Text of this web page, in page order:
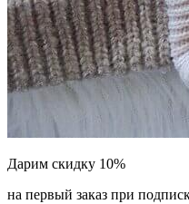
Дарим скидку 10%
на первый заказ при